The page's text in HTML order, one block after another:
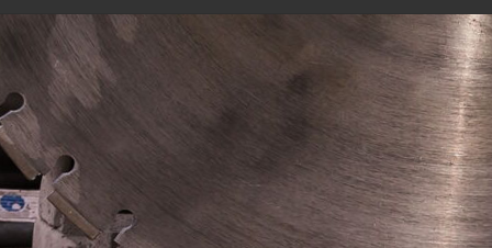
Bauwerksabdichtung